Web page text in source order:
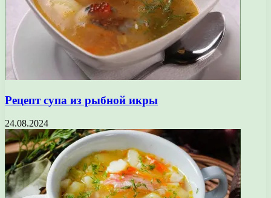
Рецепт супа из рыбной икры
24.08.2024